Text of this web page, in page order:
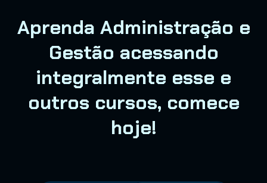
Aprenda Administração e
Gestão acessando
integralmente esse e
outros cursos, comece
hoje!